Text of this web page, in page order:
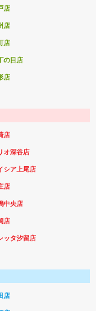
店
店
店
の目店
店
店
オ深谷店
シア上尾店
店
中央店
店
ッタ汐留店
店